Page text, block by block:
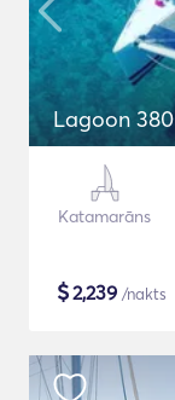
Lagoon 380
Katamarāns
$2,239 /nakts